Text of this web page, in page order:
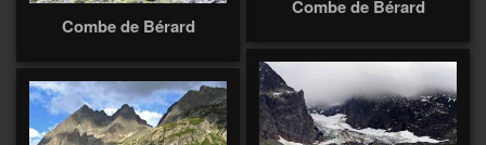
Combe de Bérard
Combe de Bérard